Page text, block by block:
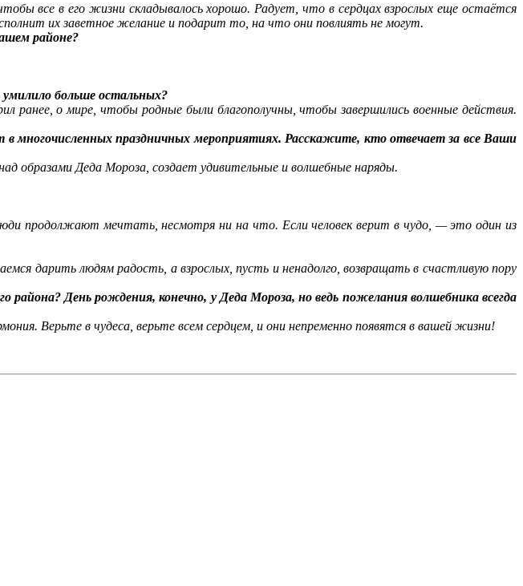
все в его жизни складывалось хорошо. Радует, что в сердцах взрослых еще остаётся
их заветное желание и подарит то, на что они повлиять не могут.
районе?
больше остальных?
ранее, о мире, чтобы родные были благополучны, чтобы завершились военные действия.
многочисленных праздничных мероприятиях. Расскажите, кто отвечает за все Ваши
образами Деда Мороза, создает удивительные и волшебные наряды.
продолжают мечтать, несмотря ни на что. Если человек верит в чудо, — это один из
дарить людям радость, а взрослых, пусть и ненадолго, возвращать в счастливую пору
День рождения, конечно, у Деда Мороза, но ведь пожелания волшебника всегда
Верьте в чудеса, верьте всем сердцем, и они непременно появятся в вашей жизни!